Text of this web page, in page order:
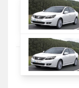
2. Finitura
Scegli le calze
3.
Inserire le